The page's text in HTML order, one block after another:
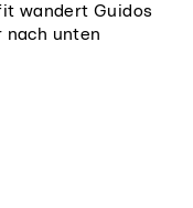
wandert Guidos
nach unten